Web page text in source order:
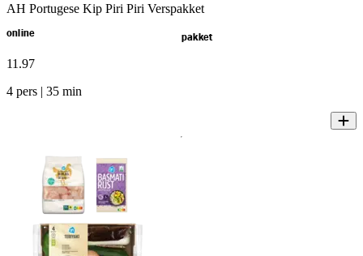
AH Portugese Kip Piri Piri Verspakket
online pakket
11 .97
4 pers | 35 min